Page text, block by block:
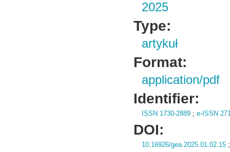
2025
Type:
artykuł
Format:
application/pdf
Identifier:
ISSN 1730-2889 ;e-ISSN
DOI:
10.16926/gea.2025.01.02.15